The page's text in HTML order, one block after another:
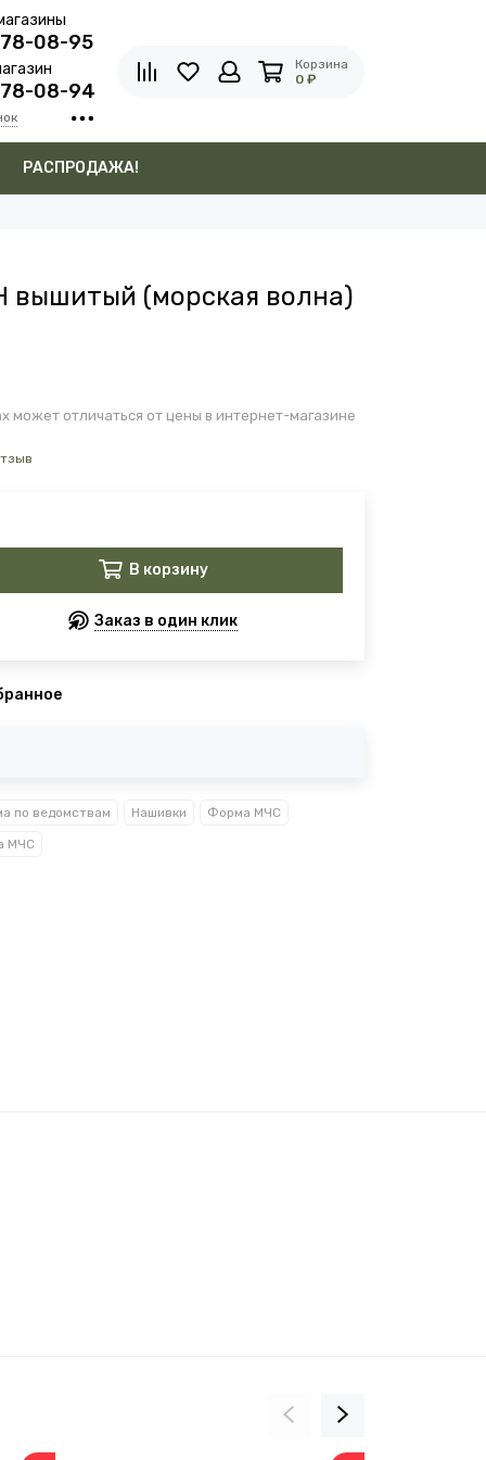
08-95
08-94
Корзина
0 ₽
РАСПРОДАЖА!
(морская волна)
может отличаться от цены в интернет-магазине
В корзину
Заказ в один клик
по ведомствам Нашивки Форма МЧС
МЧС